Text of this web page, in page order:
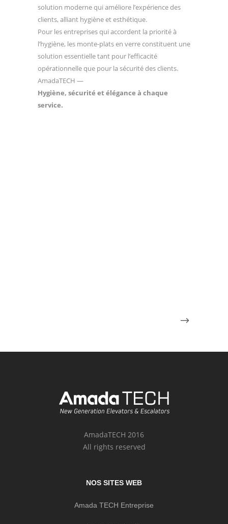
solution moderne qui améliore l’expérience des
clients, alliant hygiène et esthétique.
Pour les entreprises qui accordent la priorité à
l’hygiène, les monte-plats en verre constituent une
solution essentielle tant pour l’efficacité
opérationnelle que pour la sécurité des clients.
AmadaTECH —
Hygiène, sécurité et élégance à chaque
service.
AmadaTECH 2016
All rights reserved
NOS SITES WEB
Amada TECH Entreprise